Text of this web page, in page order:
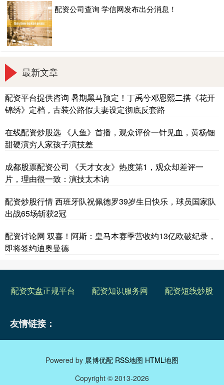
配资公司查询 学信网发布出分消息！
最新文章
配资平台提供咨询 暑期黑马预定！丁禹兮邓恩熙二搭《花开
锦绣》定档，古装公路假夫妻设定彻底反套路
在线配资炒股选 《人鱼》首播，观众评价一针见血，黄杨钿
甜硬演穷人家孩子演技差
成都股票配资公司 《天才女友》热度第1，观众却差评一
片，理由很一致：演技太木讷
配资炒股行情 西班牙队祝佩德罗39岁生日快乐，球员国家队
出战65场斩获2冠
配资讨论网 双喜！阿斯：皇马本赛季营收约13亿欧破纪录，
即将签约迪奥曼德
配资实盘正规平台 配资知识服务网 配资短线炒股
友情链接：
Powered by 展博优配 RSS地图 HTML地图
Copyright © 2013-2026